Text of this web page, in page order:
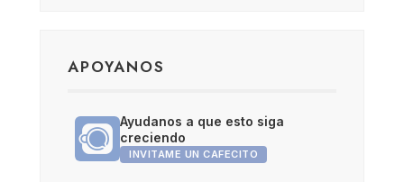
APOYANOS
Ayudanos a que esto siga
creciendo
INVITAME UN CAFECITO